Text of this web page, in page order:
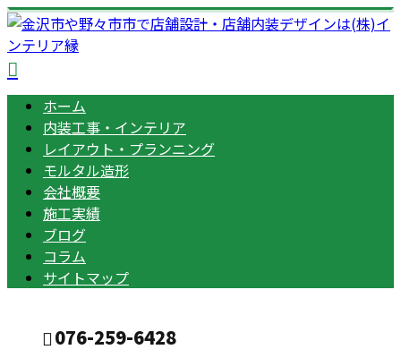
ホーム
内装工事・インテリア
レイアウト・プランニング
モルタル造形
会社概要
施工実績
ブログ
コラム
サイトマップ
076-259-6428